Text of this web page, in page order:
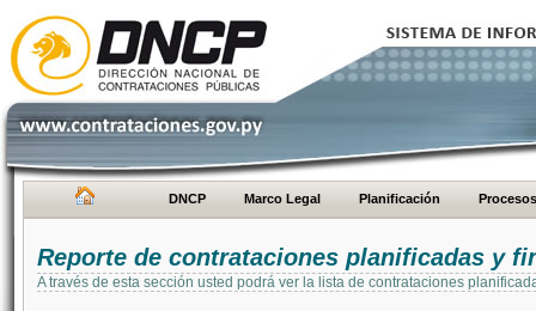
DNCP Marco Legal Planificación Procesos
Reporte de contrataciones planificadas y
A través de esta sección usted podrá ver la lista de contrataciones